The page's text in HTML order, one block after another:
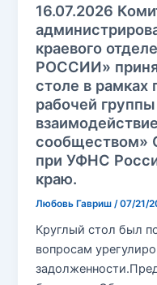
16.07.2026
краевого
РОССИИ»
столе в рамках
рабочей
сообществом»
при УФНС
краю.
Любовь Гавриш /07/21/
Круглый стол был
вопросам